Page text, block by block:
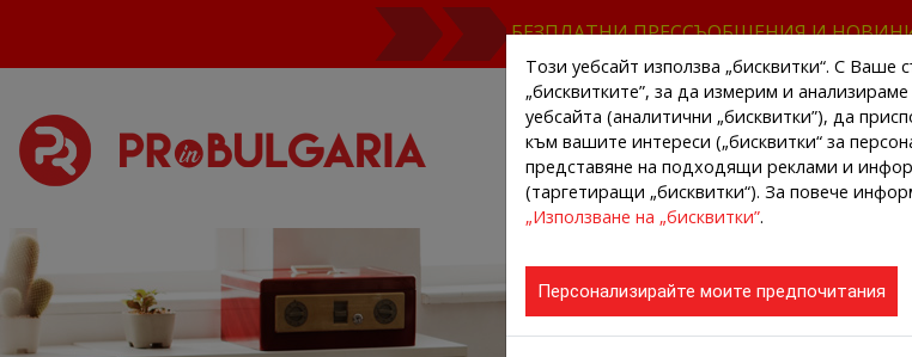
БЕЗПЛАТНИ ПРЕССЪОБЩЕНИЯ И
НАЧАЛО НОВИНИ ОТ
Този уебсайт използва „бисквитки“. С Ваше
„бисквитките”, за да измерим и
уебсайта (аналитични „бисквитки”), да
към вашите интереси („бисквитки“ за
представяне на подходящи реклами и
(таргетиращи „бисквитки“). За повече
„Използване на „бисквитки”.
Персонализирайте моите предпочитания